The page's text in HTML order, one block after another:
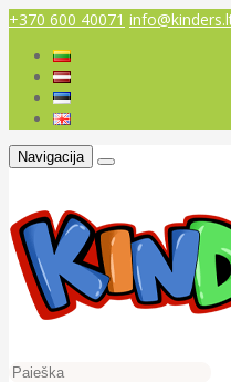
+370 600 40071
Navigacija